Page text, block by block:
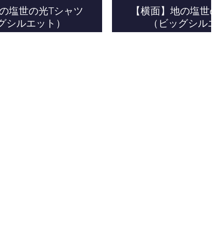
塩世の光Tシャツ
シルエット）
【横面】地の塩世
（ビッグシル